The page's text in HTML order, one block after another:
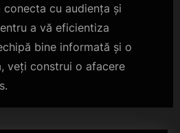
cu audiența și
a vă eficientiza
bine informată și o
veți construi o afacere